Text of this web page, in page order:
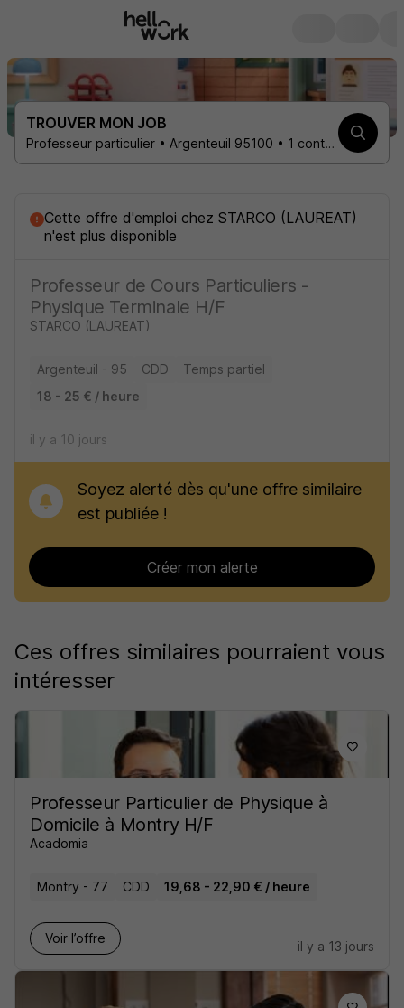
TROUVER MON JOB
Professeur particulier • Argenteuil 95100 • 1 contrat
Cette offre d'emploi chez STARCO (LAUREAT)
n'est plus disponible
Professeur de Cours Particuliers -
Physique Terminale H/F
STARCO (LAUREAT)
Argenteuil - 95 CDD
Temps partiel
18 - 25 € / heure
il y a 10 jours
Soyez alerté dès qu'une offre similaire
est publiée !
Créer mon alerte
Ces offres similaires pourraient vous
intéresser
Professeur Particulier de Physique à
Domicile à Montry H/F
Acadomia
Montry - 77 CDD 19,68 - 22,90 € / heure
Voir l’offre
il y a 13 jours